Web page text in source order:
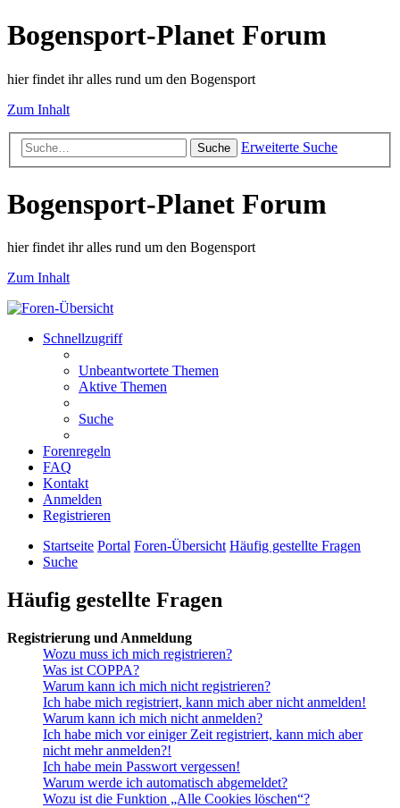
Bogensport-Planet Forum
hier findet ihr alles rund um den Bogensport
Zum Inhalt
Suche Erweiterte Suche
Bogensport-Planet Forum
hier findet ihr alles rund um den Bogensport
Zum Inhalt
Schnellzugriff
Unbeantwortete Themen
Aktive Themen
Suche
Forenregeln
FAQ
Kontakt
Anmelden
Registrieren
Startseite Portal Foren-Übersicht Häufig gestellte Fragen
Suche
Häufig gestellte Fragen
Registrierung und Anmeldung
Wozu muss ich mich registrieren?
Was ist COPPA?
Warum kann ich mich nicht registrieren?
Ich habe mich registriert, kann mich aber nicht anmelden!
Warum kann ich mich nicht anmelden?
Ich habe mich vor einiger Zeit registriert, kann mich aber
nicht mehr anmelden?!
Ich habe mein Passwort vergessen!
Warum werde ich automatisch abgemeldet?
Wozu ist die Funktion „Alle Cookies löschen“?